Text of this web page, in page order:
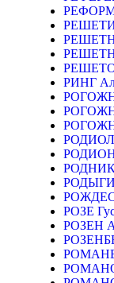
РИНГ
РОЗЕ
РОЗЕН